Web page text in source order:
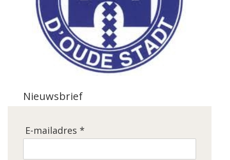
Nieuwsbrief
E-mailadres *